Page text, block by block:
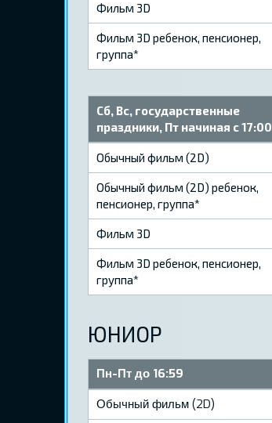
Фильм 3D
Ф​ильм 3D ребенок, пенсионер,
группа*
Сб, Вс, государственные
праздники, Пт начиная с 17:00
Обычный фильм (2D)
Обычный фильм (2D) ребенок,
пенсионер, группа*
Фильм 3D
Ф​ильм 3D ребенок, пенсионер,
группа*
ЮНИОР
Пн-Пт до 16:59
Обычный фильм (2D)